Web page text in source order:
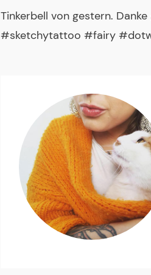
Tinkerbell von gestern. Danke
#sketchytattoo #fairy